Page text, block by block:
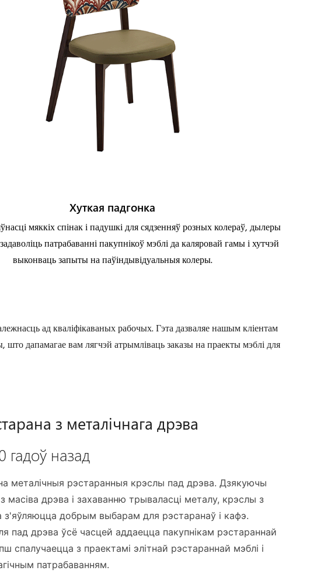
Хуткая падгонка
мяккіх спінак і падушкі для сядзенняў розных колераў, дылеры
патрабаванні пакупнікоў мэблі да каляровай гамы і хутчэй
выконваць запыты на паўіндывідуальныя колеры.
ад кваліфікаваных рабочых. Гэта дазваляе нашым кліентам
дапамагае вам лягчэй атрымліваць заказы на праекты мэблі для
з металічнага дрэва
гадоў назад
металічныя рэстаранныя крэслы пад дрэва. Дзякуючы
масіва дрэва і захаванню трываласці металу, крэслы з
з'яўляюцца добрым выбарам для рэстаранаў і кафэ.
пад дрэва ўсё часцей аддаецца пакупнікам рэстараннай
спалучаецца з праектамі элітнай рэстараннай мэблі і
патрабаванням.